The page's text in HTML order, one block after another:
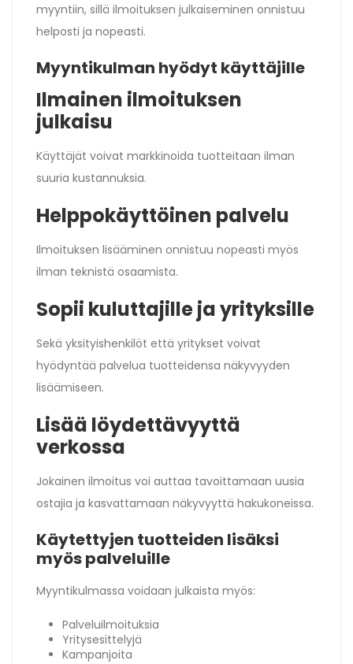
myyntiin, sillä ilmoituksen julkaiseminen onnistuu
helposti ja nopeasti.
Myyntikulman hyödyt käyttäjille
Ilmainen ilmoituksen
julkaisu
Käyttäjät voivat markkinoida tuotteitaan ilman
suuria kustannuksia.
Helppokäyttöinen palvelu
Ilmoituksen lisääminen onnistuu nopeasti myös
ilman teknistä osaamista.
Sopii kuluttajille ja yrityksille
Sekä yksityishenkilöt että yritykset voivat
hyödyntää palvelua tuotteidensa näkyvyyden
lisäämiseen.
Lisää löydettävyyttä
verkossa
Jokainen ilmoitus voi auttaa tavoittamaan uusia
ostajia ja kasvattamaan näkyvyyttä hakukoneissa.
Käytettyjen tuotteiden lisäksi
myös palveluille
Myyntikulmassa voidaan julkaista myös:
Palveluilmoituksia
Yritysesittelyjä
Kampanjoita